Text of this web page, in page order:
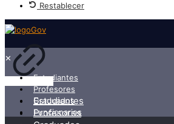
Restablecer
✕
Estudiantes
Profesores
Graduados
Funcionarios
Estudiantes
Profesores